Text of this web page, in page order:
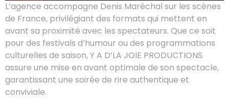
L’agence accompagne Denis Maréchal sur les scènes
de France, privilégiant des formats qui mettent en
avant sa proximité avec les spectateurs. Que ce soit
pour des festivals d’humour ou des programmations
culturelles de saison, Y A D’LA JOIE PRODUCTIONS
assure une mise en avant optimale de son spectacle,
garantissant une soirée de rire authentique et
conviviale.